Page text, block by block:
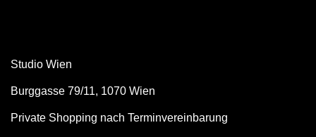
Studio Wien
Burggasse 79/11, 1070 Wien
Private Shopping nach Terminvereinbarung